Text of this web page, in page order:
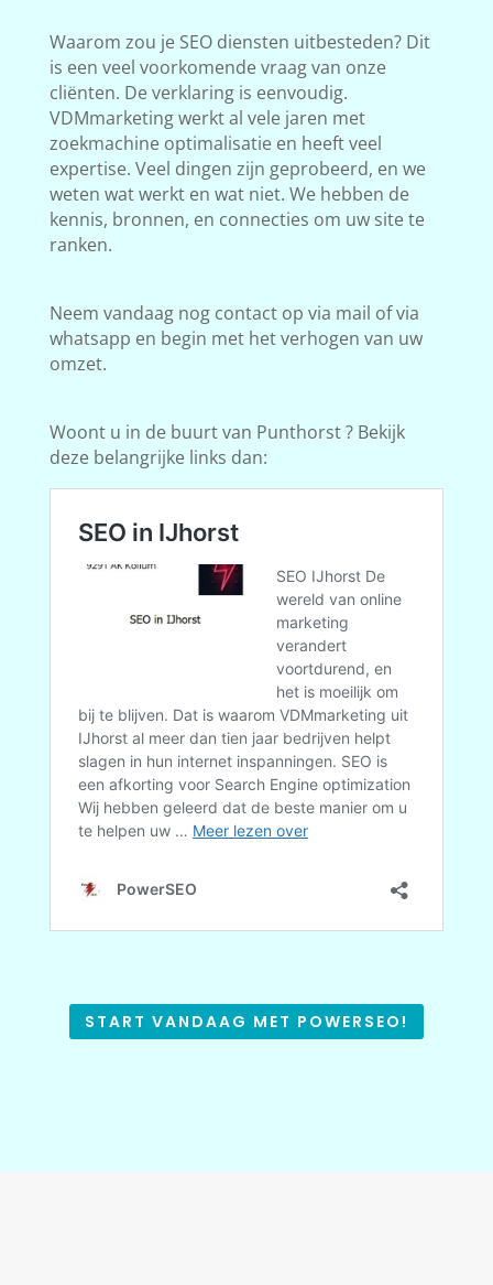
Waarom zou je SEO diensten uitbesteden? Dit
is een veel voorkomende vraag van onze
cliënten. De verklaring is eenvoudig.
VDMmarketing werkt al vele jaren met
zoekmachine optimalisatie en heeft veel
expertise. Veel dingen zijn geprobeerd, en we
weten wat werkt en wat niet. We hebben de
kennis, bronnen, en connecties om uw site te
ranken.
Neem vandaag nog contact op via mail of via
whatsapp en begin met het verhogen van uw
omzet.
Woont u in de buurt van Punthorst ? Bekijk
deze belangrijke links dan:
START VANDAAG MET POWERSEO!